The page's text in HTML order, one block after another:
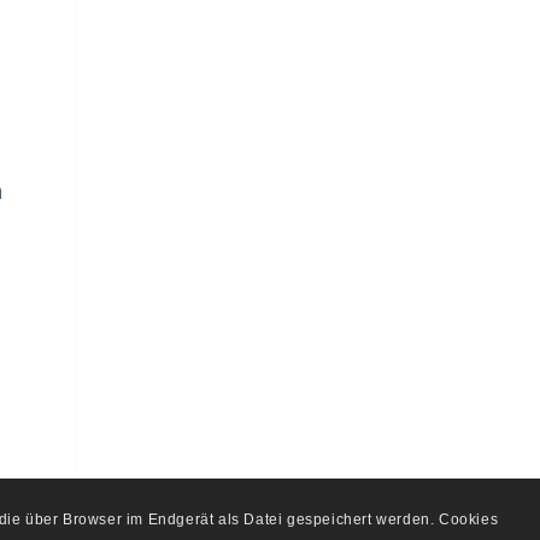
über Browser im Endgerät als Datei gespeichert werden. Cookies